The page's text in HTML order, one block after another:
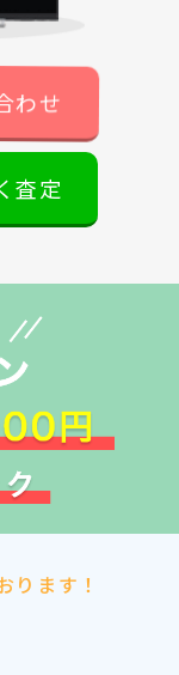
わせ
査定
ります！